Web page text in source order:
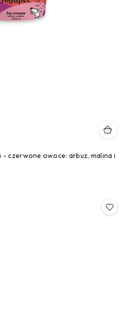
- czerwone owoce: arbuz, malina i